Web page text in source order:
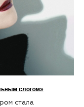
слогом»
стала